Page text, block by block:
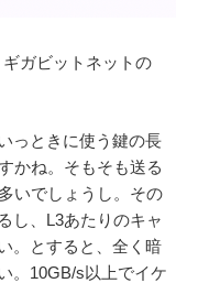
ガビットネットの
っときに使う鍵の長
かね。そもそも送る
いでしょうし。その
し、L3あたりのキャ
。とすると、全く暗
。10GB/s以上でイケ